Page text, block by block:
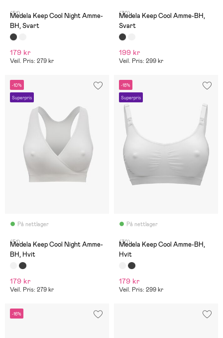
(51)
Medela Keep Cool Night Amme-
BH, Svart
179 kr
Veil. Pris: 279 kr
(30)
Medela Keep Cool Amme-BH,
Svart
199 kr
Veil. Pris: 299 kr
-10%
Superpris
På nettlager
(51)
Medela Keep Cool Night Amme-
BH, Hvit
179 kr
Veil. Pris: 279 kr
-18%
Superpris
På nettlager
(30)
Medela Keep Cool Amme-BH,
Hvit
179 kr
Veil. Pris: 299 kr
-16%